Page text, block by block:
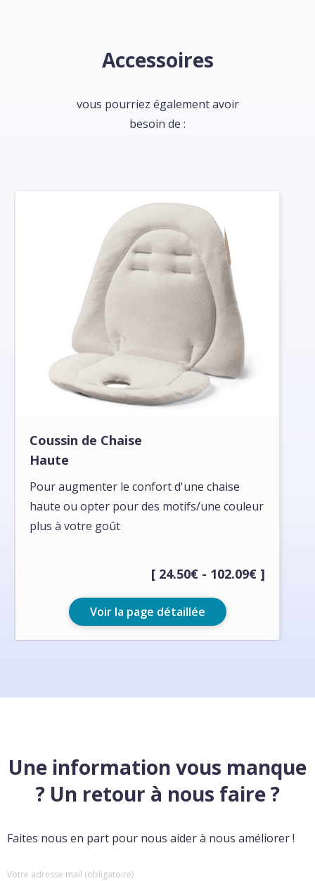
Accessoires
vous pourriez également avoir
besoin de :
Coussin de Chaise
Haute
Pour augmenter le confort d'une chaise
haute ou opter pour des motifs/une couleur
plus à votre goût
[ 24.50€ - 102.09€ ]
Voir la page détaillée
Une information vous manque
? Un retour à nous faire ?
Faites nous en part pour nous aider à nous améliorer !
Votre adresse mail (obligatoire)